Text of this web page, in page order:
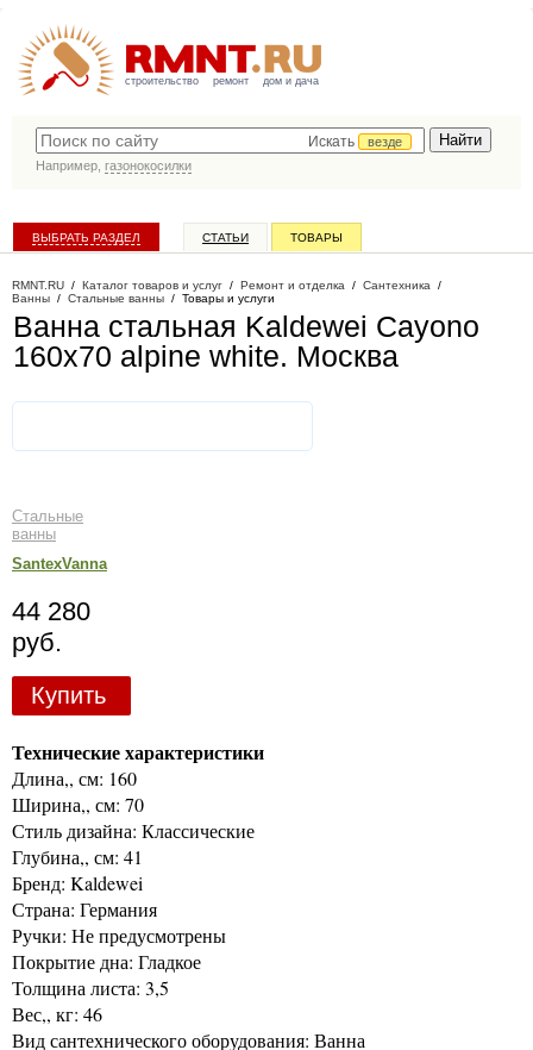
строительство ремонт дом и дача
Искать
везде
Например, газонокосилки
ВЫБРАТЬ РАЗДЕЛ СТАТЬИ ТОВАРЫ
RMNT.RU / Каталог товаров и услуг / Ремонт и отделка / Сантехника /
Ванны / Стальные ванны / Товары и услуги
Ванна стальная Kaldewei Cayono
160x70 alpine white. Москва
Стальные
ванны
SantexVanna
44 280
руб.
Купить
Технические характеристики
Длина,, см: 160
Ширина,, см: 70
Стиль дизайна: Классические
Глубина,, см: 41
Бренд: Kaldewei
Страна: Германия
Ручки: Не предусмотрены
Покрытие дна: Гладкое
Толщина листа: 3,5
Вес,, кг: 46
Вид сантехнического оборудования: Ванна